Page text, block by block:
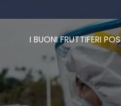
I BUONI FRUTTIFERI